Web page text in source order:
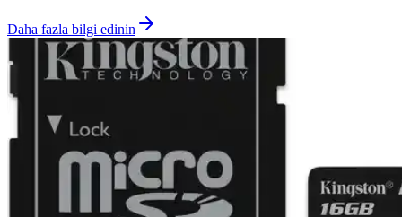
Daha fazla bilgi edinin